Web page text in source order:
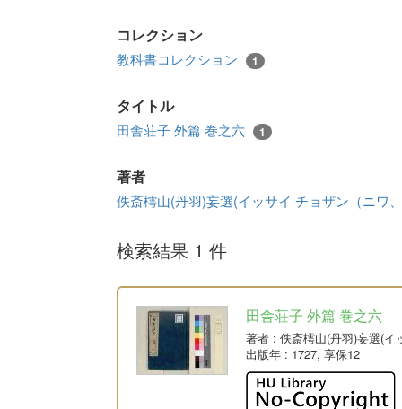
コレクション
教科書コレクション 1
タイトル
田舎荘子 外篇 巻之六 1
著者
佚斎樗山(丹羽)妄選(イッサイ チョザン（ニワ
検索結果 1 件
田舎荘子 外篇 巻之六
著者 : 佚斎樗山(丹羽)妄選(
出版年 : 1727, 享保12